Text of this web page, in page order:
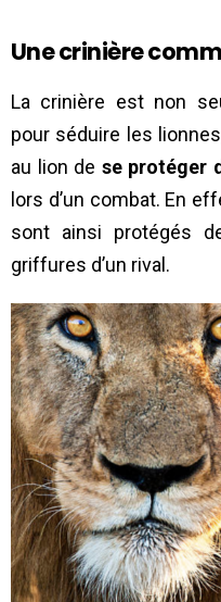
Une crinière
La crinière est non
pour séduire les
au lion de se protéger
lors d’un combat. En
sont ainsi protégés
griffures d’un rival.